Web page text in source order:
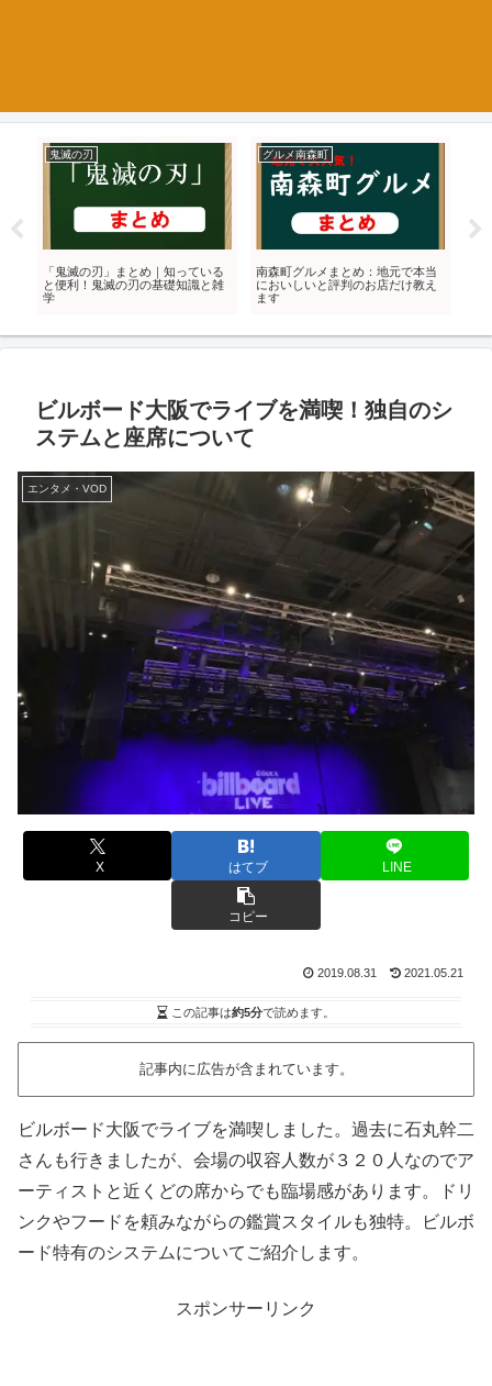
鬼滅の刃
「鬼滅の刃」まとめ｜知っている
と便利！鬼滅の刃の基礎知識と雑
学
グルメ南森町
南森町グルメまとめ：地元で本当
においしいと評判のお店だけ教え
ます
ビルボード大阪でライブを満喫！独自のシ
ステムと座席について
エンタメ・VOD
X はてブ LINE
コピー
2019.08.31 2021.05.21
この記事は約5分で読めます。
記事内に広告が含まれています。
ビルボード大阪でライブを満喫しました。過去に石丸幹二
さんも行きましたが、会場の収容人数が３２０人なのでア
ーティストと近くどの席からでも臨場感があります。ドリ
ンクやフードを頼みながらの鑑賞スタイルも独特。ビルボ
ード特有のシステムについてご紹介します。
スポンサーリンク